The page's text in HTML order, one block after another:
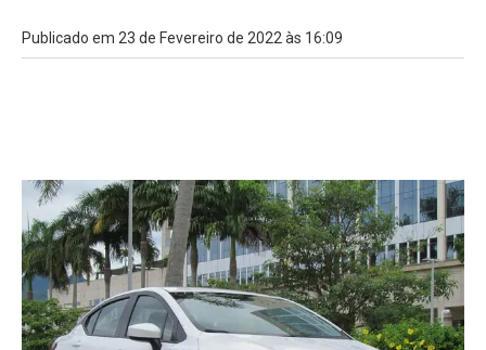
Publicado em 23 de Fevereiro de 2022 às 16:09